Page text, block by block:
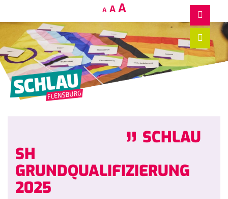
A
Decrease
font
size.
A Reset
size.
AIncrease
font
size.
„ SCHLAU
SH
GRUNDQUALIFIZIERUNG
2025